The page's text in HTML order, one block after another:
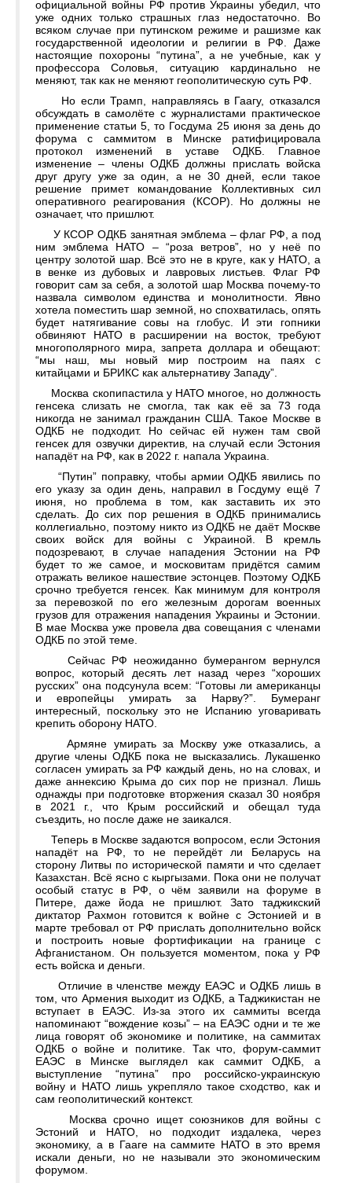
официальной войны РФ против Украины убедил, что
уже одних только страшных глаз недостаточно. Во
всяком случае при путинском режиме и рашизме как
государственной идеологии и религии в РФ. Даже
настоящие похороны “путина”, а не учебные, как у
профессора Соловья, ситуацию кардинально не
меняют, так как не меняют геополитическую суть РФ.
Но если Трамп, направляясь в Гаагу, отказался
обсуждать в самолёте с журналистами практическое
применение статьи 5, то Госдума 25 июня за день до
форума с саммитом в Минске ратифицировала
протокол изменений в уставе ОДКБ. Главное
изменение – члены ОДКБ должны прислать войска
друг другу уже за один, а не 30 дней, если такое
решение примет командование Коллективных сил
оперативного реагирования (КСОР). Но должны не
означает, что пришлют.
У КСОР ОДКБ занятная эмблема – флаг РФ, а под
ним эмблема НАТО – “роза ветров”, но у неё по
центру золотой шар. Всё это не в круге, как у НАТО, а
в венке из дубовых и лавровых листьев. Флаг РФ
говорит сам за себя, а золотой шар Москва почему-то
назвала символом единства и монолитности. Явно
хотела поместить шар земной, но спохватилась, опять
будет натягивание совы на глобус. И эти гопники
обвиняют НАТО в расширении на восток, требуют
многополярного мира, запрета доллара и обещают:
“мы наш, мы новый мир построим на паях с
китайцами и БРИКС как альтернативу Западу”.
Москва скопипастила у НАТО многое, но должность
генсека слизать не смогла, так как её за 73 года
никогда не занимал гражданин США. Такое Москве в
ОДКБ не подходит. Но сейчас ей нужен там свой
генсек для озвучки директив, на случай если Эстония
нападёт на РФ, как в 2022 г. напала Украина.
“Путин” поправку, чтобы армии ОДКБ явились по
его указу за один день, направил в Госдуму ещё 7
июня, но проблема в том, как заставить их это
сделать. До сих пор решения в ОДКБ принимались
коллегиально, поэтому никто из ОДКБ не даёт Москве
своих войск для войны с Украиной. В кремль
подозревают, в случае нападения Эстонии на РФ
будет то же самое, и московитам придётся самим
отражать великое нашествие эстонцев. Поэтому ОДКБ
срочно требуется генсек. Как минимум для контроля
за перевозкой по его железным дорогам военных
грузов для отражения нападения Украины и Эстонии.
В мае Москва уже провела два совещания с членами
ОДКБ по этой теме.
Сейчас РФ неожиданно бумерангом вернулся
вопрос, который десять лет назад через “хороших
русских” она подсунула всем: “Готовы ли американцы
и европейцы умирать за Нарву?”. Бумеранг
интересный, поскольку это не Испанию уговаривать
крепить оборону НАТО.
Армяне умирать за Москву уже отказались, а
другие члены ОДКБ пока не высказались. Лукашенко
согласен умирать за РФ каждый день, но на словах, и
даже аннексию Крыма до сих пор не признал. Лишь
однажды при подготовке вторжения сказал 30 ноября
в 2021 г., что Крым российский и обещал туда
съездить, но после даже не заикался.
Теперь в Москве задаются вопросом, если Эстония
нападёт на РФ, то не перейдёт ли Беларусь на
сторону Литвы по исторической памяти и что сделает
Казахстан. Всё ясно с кыргызами. Пока они не получат
особый статус в РФ, о чём заявили на форуме в
Питере, даже йода не пришлют. Зато таджикский
диктатор Рахмон готовится к войне с Эстонией и в
марте требовал от РФ прислать дополнительно войск
и построить новые фортификации на границе с
Афганистаном. Он пользуется моментом, пока у РФ
есть войска и деньги.
Отличие в членстве между ЕАЭС и ОДКБ лишь в
том, что Армения выходит из ОДКБ, а Таджикистан не
вступает в ЕАЭС. Из-за этого их саммиты всегда
напоминают “вождение козы” – на ЕАЭС одни и те же
лица говорят об экономике и политике, на саммитах
ОДКБ о войне и политике. Так что, форум-саммит
ЕАЭС в Минске выглядел как саммит ОДКБ, а
выступление “путина” про российско-украинскую
войну и НАТО лишь укрепляло такое сходство, как и
сам геополитический контекст.
Москва срочно ищет союзников для войны с
Эстоний и НАТО, но подходит издалека, через
экономику, а в Гааге на саммите НАТО в это время
искали деньги, но не называли это экономическим
форумом.